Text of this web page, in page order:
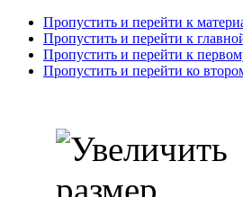
Пропустить и перейти к
Пропустить и перейти к
Пропустить и перейти к
Пропустить и перейти ко